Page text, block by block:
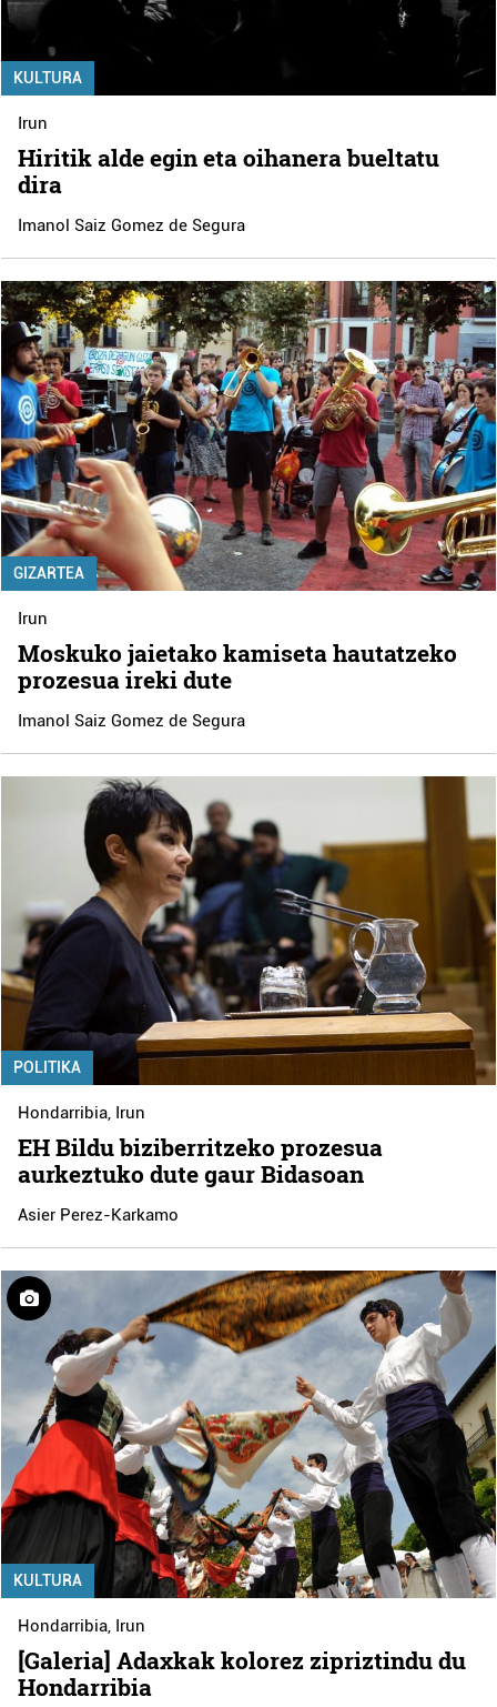
KULTURA
Irun
Hiritik alde egin eta oihanera bueltatu
dira
Imanol Saiz Gomez de Segura
GIZARTEA
Irun
Moskuko jaietako kamiseta hautatzeko
prozesua ireki dute
Imanol Saiz Gomez de Segura
POLITIKA
Hondarribia, Irun
EH Bildu biziberritzeko prozesua
aurkeztuko dute gaur Bidasoan
Asier Perez-Karkamo
KULTURA
Hondarribia, Irun
[Galeria] Adaxkak kolorez zipriztindu du
Hondarribia